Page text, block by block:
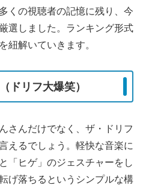
くの視聴者の記憶に残り、今
選しました。ランキング形式
紐解いていきます。
ドリフ大爆笑）
さんだけでなく、ザ・ドリフ
えるでしょう。軽快な音楽に
「ヒゲ」のジェスチャーをし
げ落ちるというシンプルな構